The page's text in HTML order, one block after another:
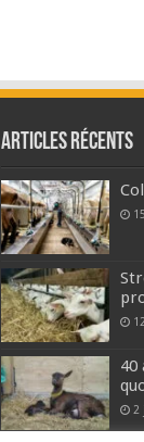
Articles récents
40
2